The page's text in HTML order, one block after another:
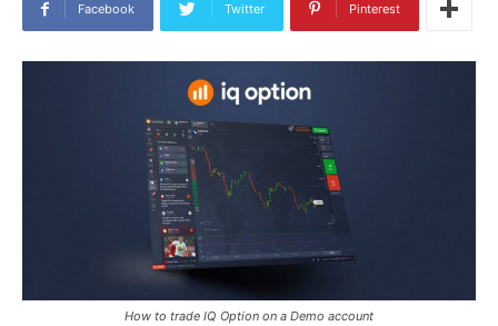
Facebook Twitter Pinterest
How to trade IQ Option on a Demo account